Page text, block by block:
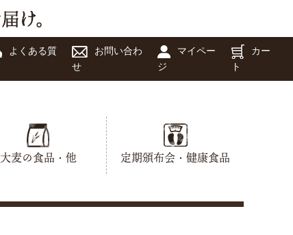
よくある質
お問い合わ
せ
マイペー
ジ
カー
ト
大麦の食品・他 定期頒布会・健康食品